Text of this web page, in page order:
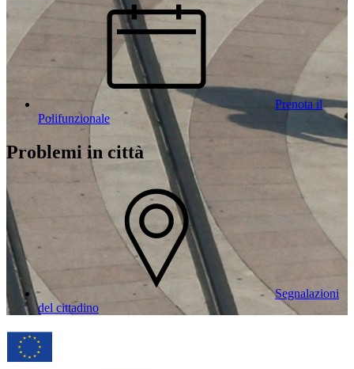
Prenota il
Polifunzionale
Problemi in città
Segnalazioni
del cittadino